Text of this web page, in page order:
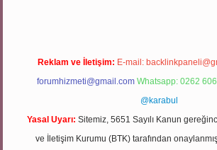
Reklam ve İletişim: E-mail:
forumhizmeti@gmail.com Whatsapp: 0262
@karabul
Yasal Uyarı: Sitemiz, 5651 Sayılı Kanun
ve İletişim Kurumu (BTK) tarafından